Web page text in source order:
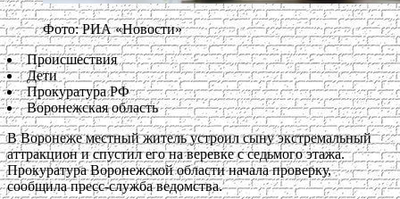
Фото: РИА «Новости»
Происшествия
Дети
Прокуратура РФ
Воронежская область
В Воронеже местный житель устроил сыну экстремальный
аттракцион и спустил его на веревке с седьмого этажа.
Прокуратура Воронежской области начала проверку,
сообщила пресс-служба ведомства.